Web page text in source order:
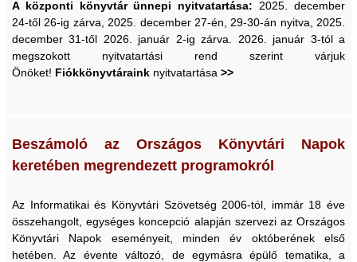
A központi könyvtár ünnepi nyitvatartása: 2025. december
24-től 26-ig zárva, 2025. december 27-én, 29-30-án nyitva, 2025.
december 31-től 2026. január 2-ig zárva. 2026. január 3-tól a
megszokott nyitvatartási rend szerint várjuk
Önöket! Fiókkönyvtáraink nyitvatartása >>
Beszámoló az Országos Könyvtári Napok
keretében megrendezett programokról
Az Informatikai és Könyvtári Szövetség 2006-tól, immár 18 éve
összehangolt, egységes koncepció alapján szervezi az Országos
Könyvtári Napok eseményeit, minden év októberének első
hetében. Az évente változó, de egymásra épülő tematika, a